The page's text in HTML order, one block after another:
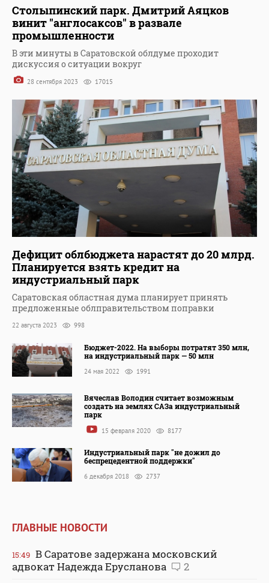
Столыпинский парк. Дмитрий Аяцков
винит "англосаксов" в развале
промышленности
В эти минуты в Саратовской облдуме проходит
дискуссия о ситуации вокруг
28 сентября 2023 17015
Дефицит облбюджета нарастят до 20 млрд.
Планируется взять кредит на
индустриальный парк
Саратовская областная дума планирует принять
предложенные облправительством поправки
22 августа 2023 998
Бюджет-2022. На выборы потратят 350 млн,
на индустриальный парк — 50 млн
24 мая 2022 1991
Вячеслав Володин считает возможным
создать на землях САЗа индустриальный
парк
15 февраля 2020 8177
Индустриальный парк "не дожил до
беспрецедентной поддержки"
6 декабря 2018 2737
ГЛАВНЫЕ НОВОСТИ
15:49 В Саратове задержана московский
адвокат Надежда Ерусланова
2